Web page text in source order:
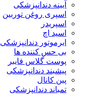
آیینه دندانپزشکی
اسپری روغن توربین
اسپریدر
اسید اچ
ایرموتور دندانپزشکی
بی حس کننده ها
پوست گلاس فایبر
پیشبند دندانپزشکی
پین کانال
تمباند دندانپزشکی